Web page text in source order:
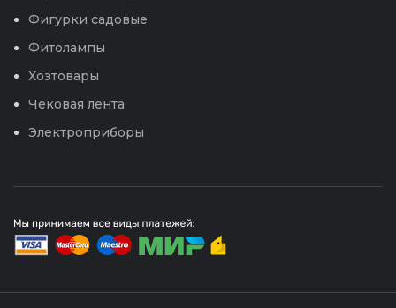
Фигурки садовые
Фитолампы
Хозтовары
Чековая лента
Электроприборы